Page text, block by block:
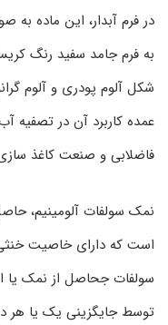
در فرم آبدار، این ماده به
به فرم جامد سفید رنگ
شکل آلوم پودری و آلوم
عمده کاربرد آن در تصفیه
فاضلابی و صنعت کاغذ
نمک سولفات آلومینیم،
است که دارای خاصیت
سولفات جحاصل از نمک یا
توسط جایگزینی یک یا هر